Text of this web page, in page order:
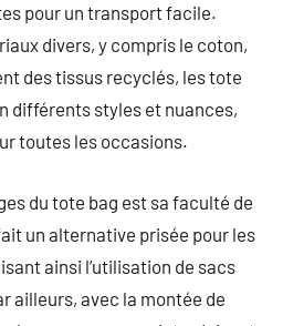
pour un transport facile.
divers, y compris le coton,
des tissus recyclés, les tote
différents styles et nuances,
toutes les occasions.
du tote bag est sa faculté de
un alternative prisée pour les
ainsi l’utilisation de sacs
ailleurs, avec la montée de